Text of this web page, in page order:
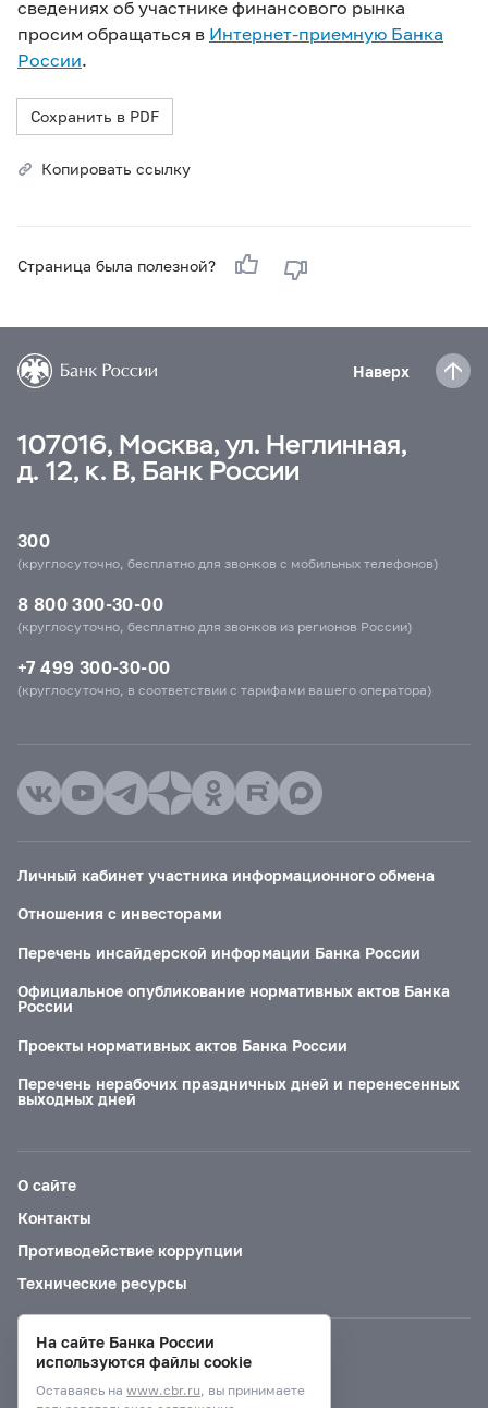
сведениях об участнике финансового рынка
просим обращаться в Интернет-приемную Банка
России.
Сохранить в PDF
Копировать ссылку
Страница была полезной?
Наверх
107016, Москва, ул. Неглинная,
д. 12, к. В, Банк России
300
(круглосуточно, бесплатно для звонков с мобильных телефонов)
8 800 300-30-00
(круглосуточно, бесплатно для звонков из регионов России)
+7 499 300-30-00
(круглосуточно, в соответствии с тарифами вашего оператора)
Личный кабинет участника информационного обмена
Отношения с инвесторами
Перечень инсайдерской информации Банка России
Официальное опубликование нормативных актов Банка
России
Проекты нормативных актов Банка России
Перечень нерабочих праздничных дней и перенесенных
выходных дней
О сайте
Контакты
Противодействие коррупции
Технические ресурсы
Версия для слабовидящих
На сайте Банка России
используются файлы cookie
Оставаясь на www.cbr.ru, вы принимаете